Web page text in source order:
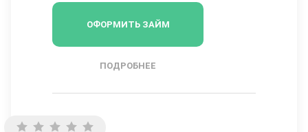
ОФОРМИТЬ ЗАЙМ
ПОДРОБНЕЕ